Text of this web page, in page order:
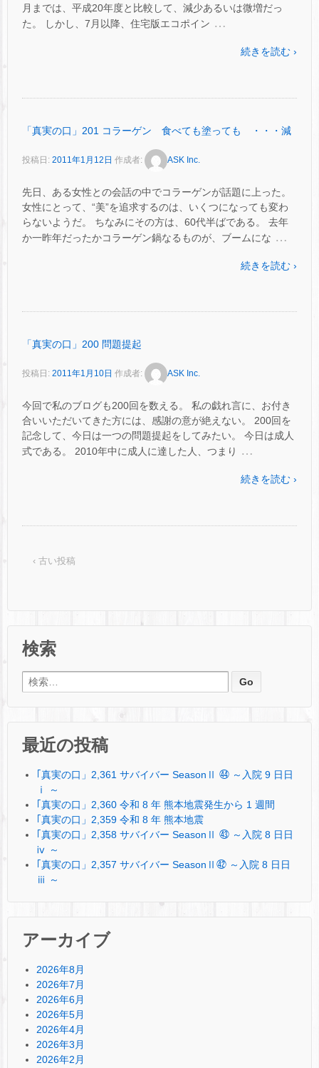
月までは、平成20年度と比較して、減少あるいは微増だっ
た。 しかし、7月以降、住宅版エコポイン …
続きを読む ›
「真実の口」201 コラーゲン 食べても塗っても ・・・減
投稿日: 2011年1月12日 作成者: ASK Inc.
先日、ある女性との会話の中でコラーゲンが話題に上った。
女性にとって、“美”を追求するのは、いくつになっても変わ
らないようだ。 ちなみにその方は、60代半ばである。 去年
か一昨年だったかコラーゲン鍋なるものが、ブームにな …
続きを読む ›
「真実の口」200 問題提起
投稿日: 2011年1月10日 作成者: ASK Inc.
今回で私のブログも200回を数える。 私の戯れ言に、お付き
合いいただいてきた方には、感謝の意が絶えない。 200回を
記念して、今日は一つの問題提起をしてみたい。 今日は成人
式である。 2010年中に成人に達した人、つまり
…
続きを読む ›
‹ 古い投稿
検索
検索:
最近の投稿
｢真実の口」2,361 サバイバー SeasonⅡ ㊹ ～入院 9 日日
ⅰ ～
｢真実の口」2,360 令和 8 年 熊本地震発生から 1 週間
｢真実の口」2,359 令和 8 年 熊本地震
｢真実の口」2,358 サバイバー SeasonⅡ ㊸ ～入院 8 日日
ⅳ ～
｢真実の口」2,357 サバイバー SeasonⅡ㊷ ～入院 8 日日
ⅲ ～
アーカイブ
2026年8月
2026年7月
2026年6月
2026年5月
2026年4月
2026年3月
2026年2月